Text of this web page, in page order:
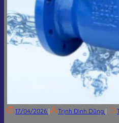
17/04/2026 | Trịnh Đình Dũng |